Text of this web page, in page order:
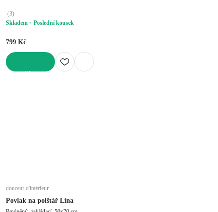
(3)
Skladem
Poslední kousek
799 Kč
douceur d'intérieur
Povlak na polštář Lina